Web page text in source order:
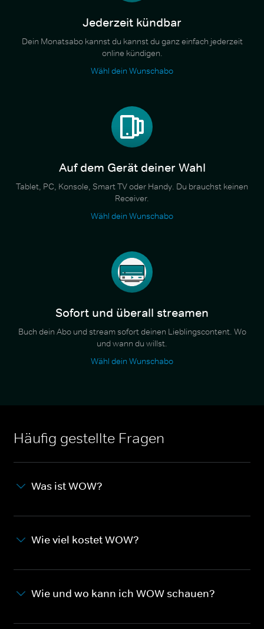
Jederzeit kündbar
Dein Monatsabo kannst du kannst du ganz einfach jederzeit
online kündigen.
Wähl dein Wunschabo
Auf dem Gerät deiner Wahl
Tablet, PC, Konsole, Smart TV oder Handy. Du brauchst keinen
Receiver.
Wähl dein Wunschabo
Sofort und überall streamen
Buch dein Abo und stream sofort deinen Lieblingscontent. Wo
und wann du willst.
Wähl dein Wunschabo
Häufig gestellte Fragen
Was ist WOW?
Wie viel kostet WOW?
Wie und wo kann ich WOW schauen?